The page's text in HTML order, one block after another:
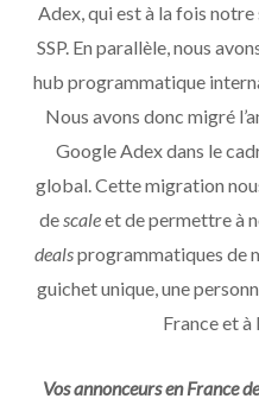
Adex, qui est à la fois
SSP. En parallèle, nous
hub programmatique
Nous avons donc migré
Google Adex dans le
global. Cette migration
descaleet de permettre à
dealsprogrammatiques de
guichet unique, une
France et à
Vos annonceurs en France